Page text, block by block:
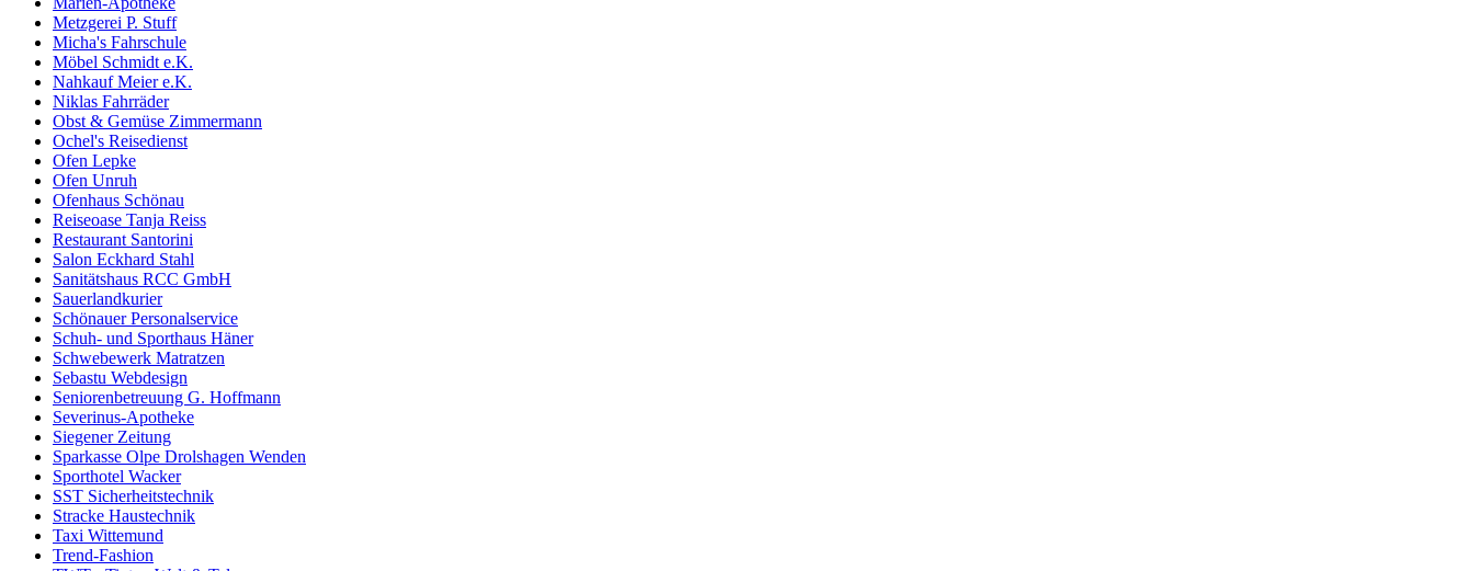
Metzgerei P. Stuff
Micha's Fahrschule
Möbel Schmidt e.K.
Nahkauf Meier e.K.
Niklas Fahrräder
Obst & Gemüse Zimmermann
Ochel's Reisedienst
Ofen Lepke
Ofen Unruh
Ofenhaus Schönau
Reiseoase Tanja Reiss
Restaurant Santorini
Salon Eckhard Stahl
Sanitätshaus RCC GmbH
Sauerlandkurier
Schönauer Personalservice
Schuh- und Sporthaus Häner
Schwebewerk Matratzen
Sebastu Webdesign
Seniorenbetreuung G. Hoffmann
Severinus-Apotheke
Siegener Zeitung
Sparkasse Olpe Drolshagen Wenden
Sporthotel Wacker
SST Sicherheitstechnik
Stracke Haustechnik
Taxi Wittemund
Trend-Fashion